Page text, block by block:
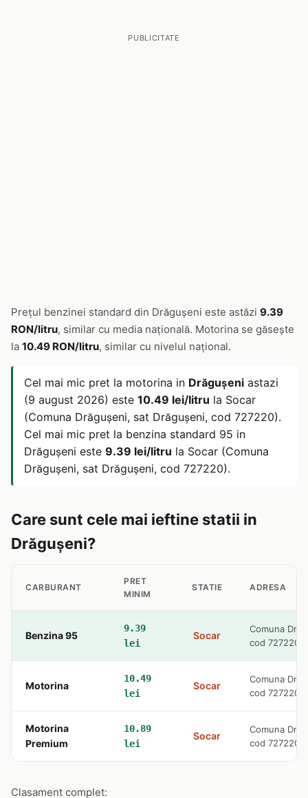
PUBLICITATE
Prețul benzinei standard din Drăguşeni este astăzi 9.39
RON/litru, similar cu media națională. Motorina se găsește
la 10.49 RON/litru, similar cu nivelul național.
Cel mai mic pret la motorina in Drăguşeni astazi
(9 august 2026) este 10.49 lei/litru la Socar
(Comuna Drăguşeni, sat Drăguşeni, cod 727220).
Cel mai mic pret la benzina standard 95 in
Drăguşeni este 9.39 lei/litru la Socar (Comuna
Drăguşeni, sat Drăguşeni, cod 727220).
Care sunt cele mai ieftine statii in
Drăguşeni?
CARBURANT
PRET
MINIM
STATIE ADRESA
Benzina 95
9.39
lei
Socar
Comuna
cod 727220
Motorina
10.49
lei
Socar
Comuna
cod 727220
Motorina
Premium
10.89
lei
Socar
Comuna
cod 727220
Clasament complet: